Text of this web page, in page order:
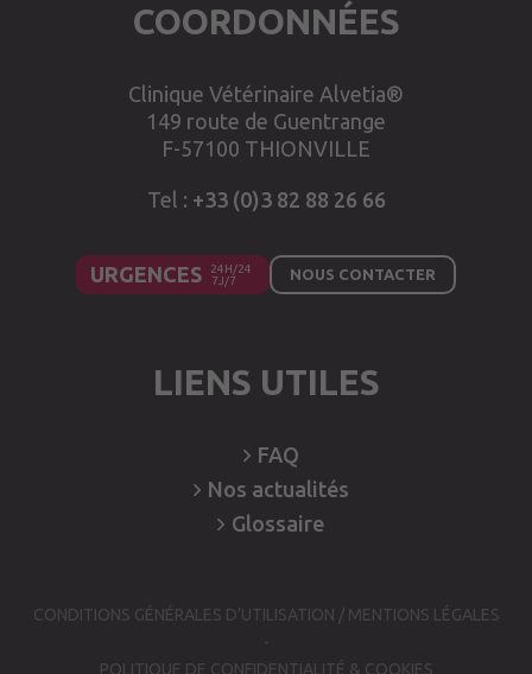
COORDONNÉES
Clinique Vétérinaire Alvetia®
149 route de Guentrange
F-57100 THIONVILLE
Tel : +33 (0)3 82 88 26 66
URGENCES NOUS CONTACTER
LIENS UTILES
FAQ
Nos actualités
Glossaire
CONDITIONS GÉNÉRALES D’UTILISATION / MENTIONS LÉGALES
POLITIQUE DE CONFIDENTIALITÉ & COOKIES